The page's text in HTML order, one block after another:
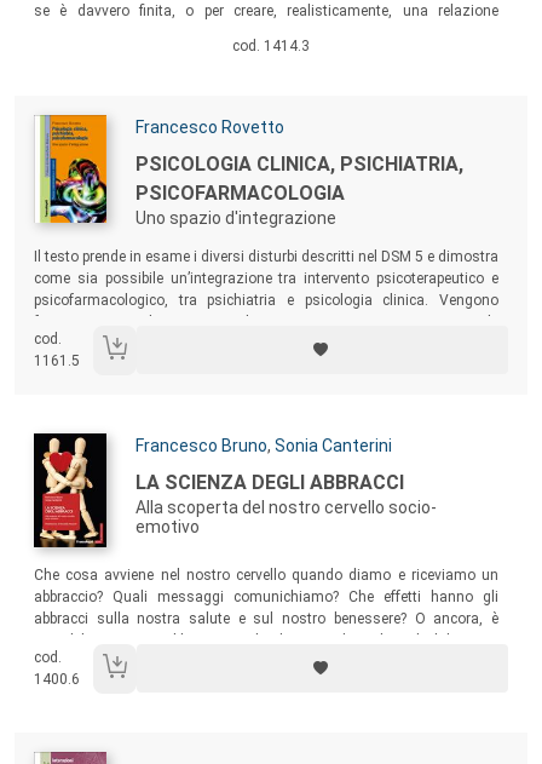
se è davvero finita, o per creare, realisticamente, una relazione
cod. 1414.3
Autori:
Francesco Rovetto
Titolo:
PSICOLOGIA CLINICA, PSICHIATRIA,
PSICOFARMACOLOGIA
Uno spazio d'integrazione
Sommario:
Il testo prende in esame i diversi disturbi descritti nel DSM 5 e dimostra
come sia possibile un’integrazione tra intervento psicoterapeutico e
psicofarmacologico, tra psichiatria e psicologia clinica. Vengono
integrazione, con pochi rimandi teorici e molta pratica clinica.
cod.
1161.5
Autori:
Francesco Bruno, Sonia Canterini
Titolo:
LA SCIENZA DEGLI ABBRACCI
Alla scoperta del nostro cervello socio-
emotivo
Sommario:
Che cosa avviene nel nostro cervello quando diamo e riceviamo un
abbraccio? Quali messaggi comunichiamo? Che effetti hanno gli
abbracci sulla nostra salute e sul nostro benessere? O ancora, è
Un testo emozionante per tutti gli appassionati di neuroscienze e
psicologia.
cod.
1400.6